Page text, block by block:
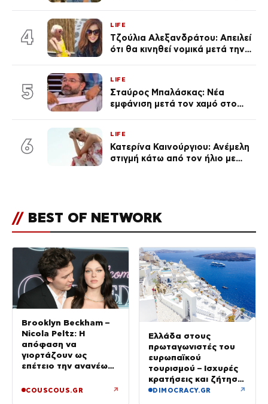
του Θεού»
4
LIFE
Τζούλια Αλεξανδράτου: Απειλεί
ότι θα κινηθεί νομικά μετά την
5
LIFE
Σταύρος Μπαλάσκας: Νέα
εμφάνιση μετά τον χαμό στο
6
LIFE
Κατερίνα Καινούργιου: Ανέμελη
στιγμή κάτω από τον ήλιο με
// BEST OF NETWORK
Brooklyn Beckham –
Nicola Peltz: Η
απόφαση να
γιορτάζουν ως
επέτειο την ανανέωση
«Είχε καταλήξει να
COUSCOUS.GR ↗
Ελλάδα στους
πρωταγωνιστές του
ευρωπαϊκού
τουρισμού – Ισχυρές
κρατήσεις και ζήτηση
πέρα από το
DIMOCRACY.GR ↗